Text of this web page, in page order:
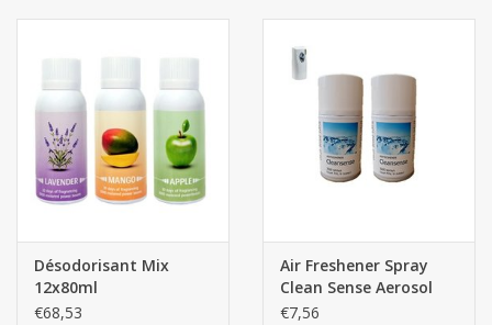
Désodorisant Mix
12x80ml
€68,53
Air Freshener Spray
Clean Sense Aerosol
250ML 1pcs
€7,56